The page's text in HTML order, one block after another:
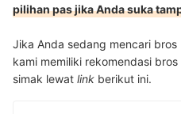
pilihan pas jika Anda suka
Jika Anda sedang mencari bros
kami memiliki rekomendasi
simak lewat link berikut ini.